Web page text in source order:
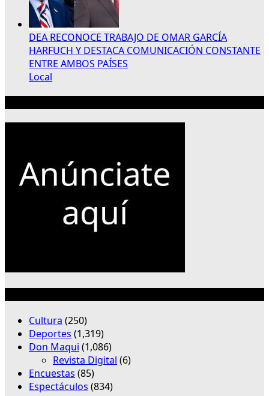
DEA RECONOCE TRABAJO DE OMAR GARCÍA
HARFUCH Y DESTACA COMUNICACIÓN CONSTANTE
ENTRE AMBOS PAÍSES
Local
Cultura (250)
Deportes (1,319)
Don Maqui (1,086)
Revista Digital (6)
Encuestas (85)
Espectáculos (834)